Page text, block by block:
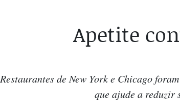
Apetite
Restaurantes de New York e Chicago
que ajude a reduzir